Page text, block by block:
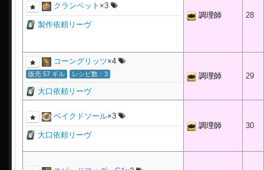
クランペット ×3
製作依頼リーヴ
調理師 28
コーングリッツ×4
販売 57 ギル レシピ数：3
大口依頼リーヴ
調理師 29
ベイクドソール×3
大口依頼リーヴ
調理師 30